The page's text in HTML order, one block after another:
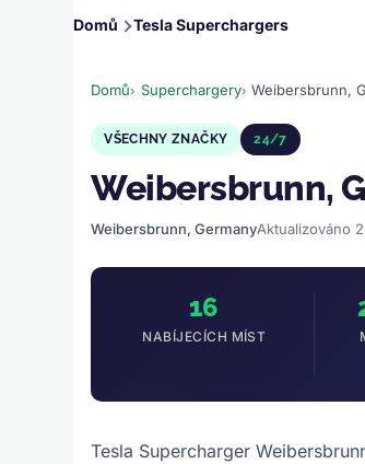
Drobečková
navigace
Domů Tesla Superchargers
Domů Superchargery Weibersbrunn,
VŠECHNY ZNAČKY 24/7
Weibersbrunn,
Weibersbrunn, GermanyAktualizováno
16
NABÍJECÍCH MÍST
Tesla Supercharger